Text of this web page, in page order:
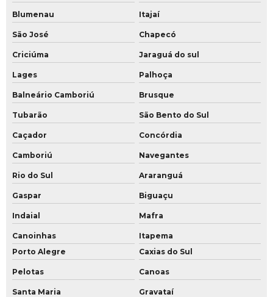
Blumenau Itajaí
São José Chapecó
Criciúma Jaraguá do sul
Lages Palhoça
Balneário Camboriú Brusque
Tubarão São Bento do Sul
Caçador Concórdia
Camboriú Navegantes
Rio do Sul Araranguá
Gaspar Biguaçu
Indaial Mafra
Canoinhas
Itapema
Porto Alegre
Caxias do Sul
Pelotas Canoas
Santa Maria Gravataí